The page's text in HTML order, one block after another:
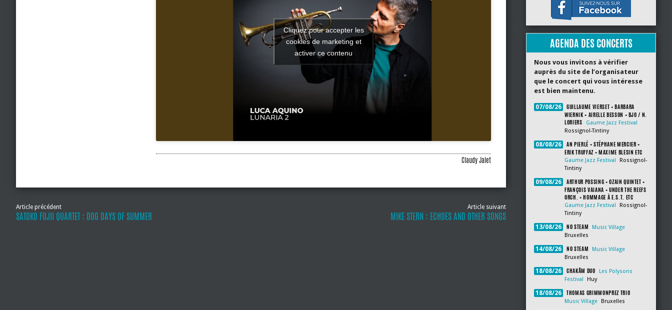
Cliquez pour accepter les
cookies de marketing et
activer ce contenu
Claudy Jalet
Article précédent
SATOKO FUJII QUARTET : DOG DAYS OF SUMMER
Article suivant
MIKE STERN : ECHOES AND OTHER SONGS
AGENDA DES CONCERTS
Nous vous invitons à vérifier
auprès du site de l’organisateur
que le concert qui vous intéresse
est bien maintenu.
07/08/26
GUILLAUME VIERSET + BARBARA
WIERNIK + AIRELLE BESSON + BJO / N.
LORIERS
Gaume Jazz Festival
Rossignol-Tintiny
08/08/26
AN PIERLÉ + STÉPHANE MERCIER +
ERIK TRUFFAZ + MAXIME BLESIN ETC
Gaume Jazz Festival
Rossignol-
Tintiny
09/08/26
ARTHUR POSSING + OZAIN QUINTET +
FRANÇOIS VAIANA + UNDER THE REEFS
ORCH. + HOMMAGE À E.S.T. ETC
Gaume Jazz Festival
Rossignol-
Tintiny
13/08/26 NO STEAM
Music Village
Bruxelles
14/08/26 NO STEAM
Music Village
Bruxelles
18/08/26 CHAKÂM DUO
Les Polysons
Festival
Huy
18/08/26 THOMAS GRIMMONPREZ TRIO
Music Village Bruxelles